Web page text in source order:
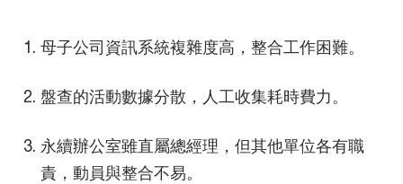
母子公司資訊系統複雜度高，整合工作困難。
盤查的活動數據分散，人工收集耗時費力。
永續辦公室雖直屬總經理，但其他單位各有職
責，動員與整合不易。